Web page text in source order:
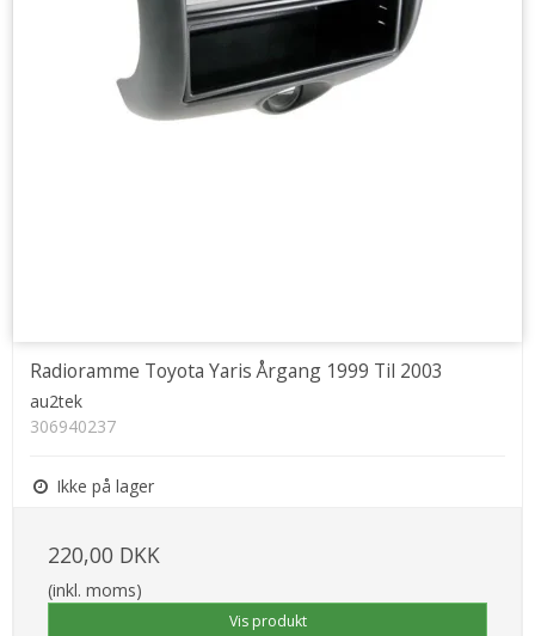
Radioramme Toyota Yaris Årgang 1999 Til 2003
au2tek
306940237
Ikke på lager
220,00 DKK
(inkl. moms)
Vis produkt